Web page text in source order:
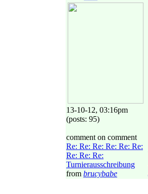
13-10-12, 03:16pm
(posts: 95)
comment on comment
Re: Re: Re: Re: Re: Re:
Re: Re: Re:
Turnierausschreibung
from brucybabe